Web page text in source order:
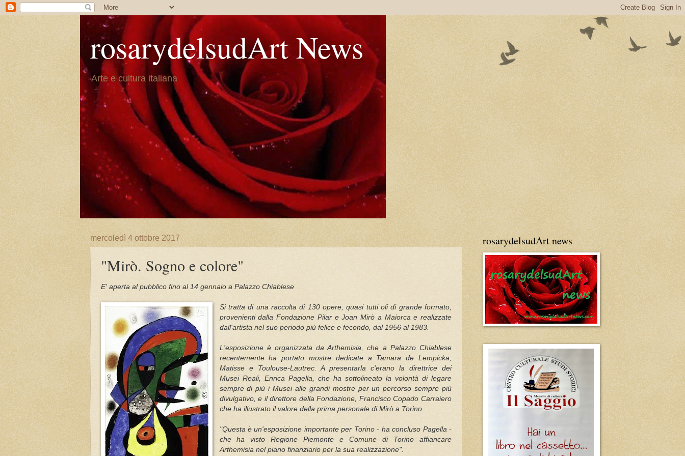
rosarydelsudArt News
Arte e cultura italiana
mercoledì 4 ottobre 2017
"Mirò. Sogno e colore"
E' aperta al pubblico fino al 14 gennaio a Palazzo Chiablese
Si tratta di una raccolta di 130 opere, quasi tutti oli di grande formato,
provenienti dalla Fondazione Pilar e Joan Mirò a Maiorca e realizzate
dall'artista nel suo periodo più felice e fecondo, dal 1956 al 1983.
L'esposizione è organizzata da Arthemisia, che a Palazzo Chiablese
recentemente ha portato mostre dedicate a Tamara de Lempicka,
Matisse e Toulouse-Lautrec. A presentarla c'erano la direttrice dei
Musei Reali, Enrica Pagella, che ha sottolineato la volontà di legare
sempre di più i Musei alle grandi mostre per un percorso sempre più
divulgativo, e il direttore della Fondazione, Francisco Copado Carraiero
che ha illustrato il valore della prima personale di Mirò a Torino.
"Questa è un'esposizione importante per Torino - ha concluso Pagella -
che ha visto Regione Piemonte e Comune di Torino affiancare
Arthemisia nel piano finanziario per la sua realizzazione".
rosarydelsudArt news